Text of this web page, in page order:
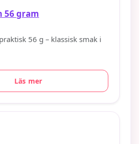
56 gram
56 g – klassisk smak i
Läs mer